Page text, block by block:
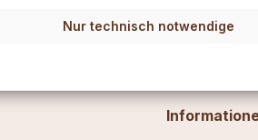
Nur technisch notwendige